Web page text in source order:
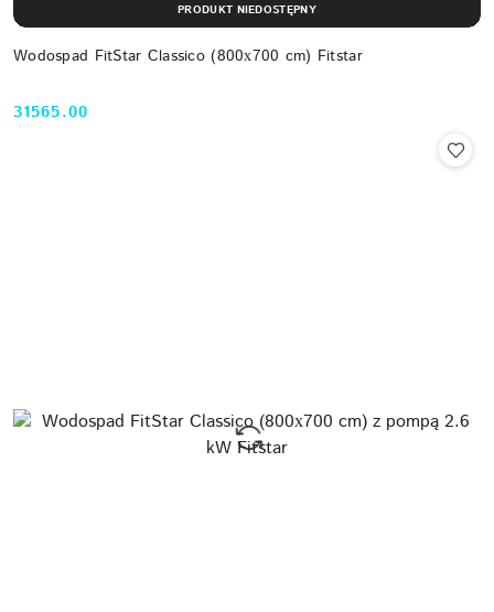
Wodospad FitStar Classico (800х700 cm) Fitstar
Cena:
31565.00
PRODUKT NIEDOSTĘPNY